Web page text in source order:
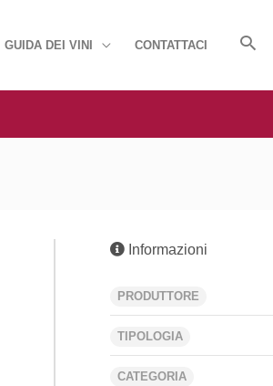
GUIDA DEI VINI CONTATTACI
Informazioni
PRODUTTORE
TIPOLOGIA
CATEGORIA